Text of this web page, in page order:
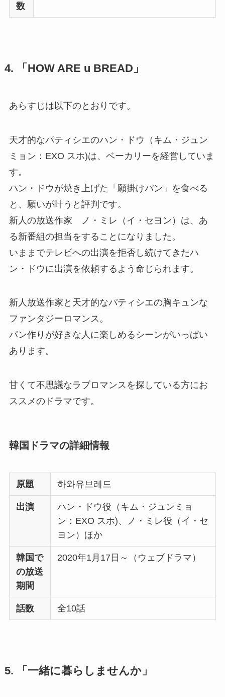
数
4. 「HOW ARE u BREAD」
あらすじは以下のとおりです。
天才的なパティシエのハン・ドウ（キム・ジュン
ミョン：EXO スホ)は、ベーカリーを経営していま
す。
ハン・ドウが焼き上げた「願掛けパン」を食べる
と、願いが叶うと評判です。
新人の放送作家 ノ・ミレ（イ・セヨン）は、あ
る新番組の担当をすることになりました。
いままでテレビへの出演を拒否し続けてきたハ
ン・ドウに出演を依頼するよう命じられます。
新人放送作家と天才的なパティシエの胸キュンな
ファンタジーロマンス。
パン作りが好きな人に楽しめるシーンがいっぱい
あります。
甘くて不思議なラブロマンスを探している方にお
ススメのドラマです。
韓国ドラマの詳細情報
原題 하와유브레드
出演
ハン・ドウ役（キム・ジュンミョ
ン：EXO スホ)、ノ・ミレ役（イ・セ
ヨン）ほか
韓国で
の放送
期間
2020年1月17日～（ウェブドラマ）
話数 全10話
5. 「一緒に暮らしませんか」